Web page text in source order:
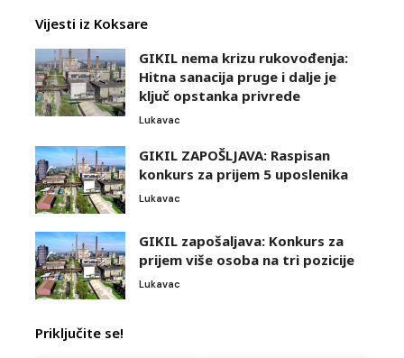
Vijesti iz Koksare
GIKIL nema krizu rukovođenja:
Hitna sanacija pruge i dalje je
ključ opstanka privrede
Lukavac
GIKIL ZAPOŠLJAVA: Raspisan
konkurs za prijem 5 uposlenika
Lukavac
GIKIL zapošaljava: Konkurs za
prijem više osoba na tri pozicije
Lukavac
Priključite se!